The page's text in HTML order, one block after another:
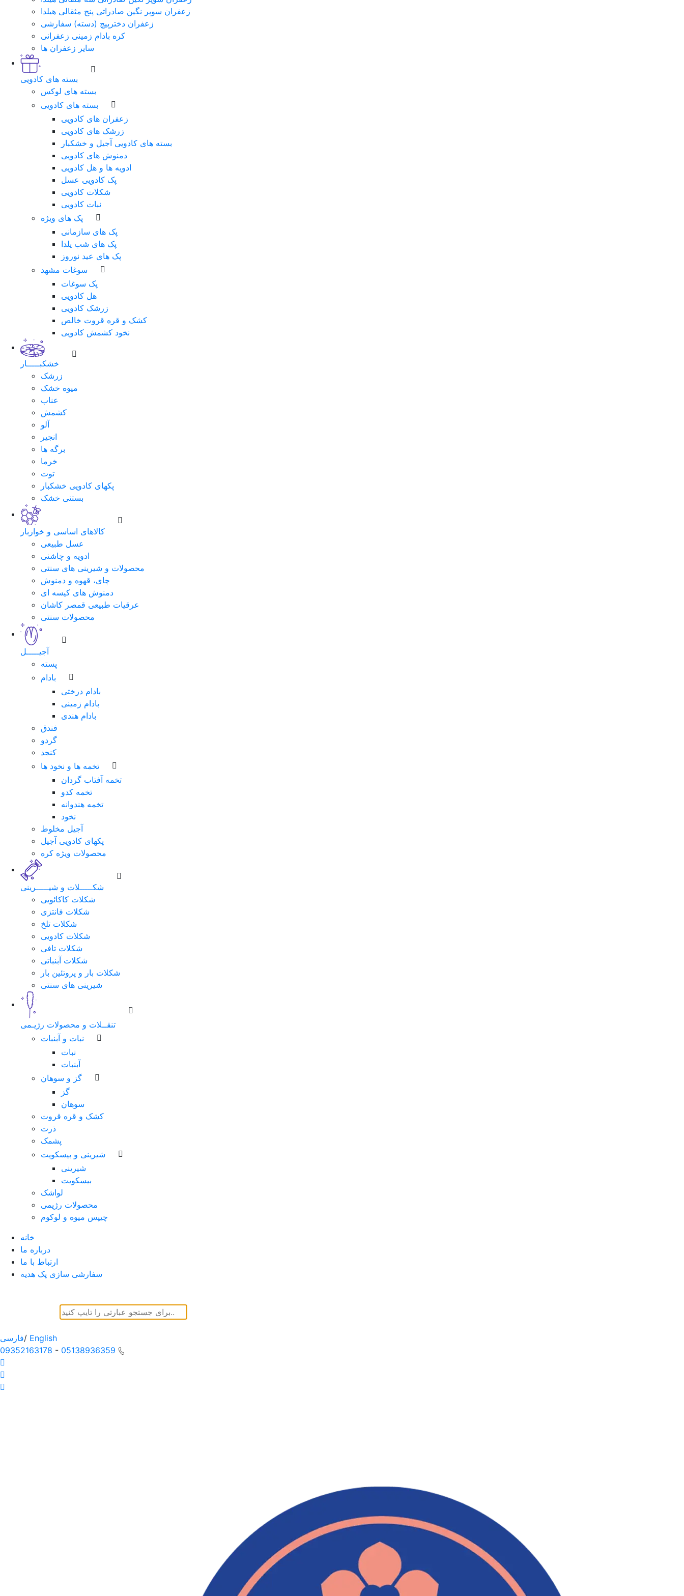
زعفران سوپر نگین صادراتی پنج مثقالی هیلدا
زعفران دخترپیچ (دسته) سفارشی
کره بادام زمینی زعفرانی
سایر زعفران ها
بسته های کادویی
بسته های لوکس
بسته های کادویی
زعفران های کادویی
زرشک های کادویی
بسته های کادویی آجیل و خشکبار
دمنوش های کادویی
ادویه ها و هل کادویی
پک کادویی عسل
شکلات کادویی
نبات کادویی
پک های ویژه
پک های سازمانی
پک های شب یلدا
پک های عید نوروز
سوغات مشهد
پک سوغات
هل کادویی
زرشک کادویی
کشک و قره قروت خالص
نخود کشمش کادویی
خشکبـــــار
زرشک
میوه خشک
عناب
کشمش
آلو
انجیر
برگه ها
خرما
توت
پکهای کادویی خشکبار
بستنی خشک
کالاهای اساسی و خواربار
عسل طبیعی
ادویه و چاشنی
محصولات و شیرینی های سنتی
چای، قهوه و دمنوش
دمنوش های کیسه ای
عرقیات طبیعی قمصر کاشان
محصولات سنتی
آجیـــــل
پسته
بادام
بادام درختی
بادام زمینی
بادام هندی
فندق
گردو
کنجد
تخمه ها و نخود ها
تخمه آفتاب گردان
تخمه کدو
تخمه هندوانه
نخود
آجیل مخلوط
پکهای کادویی آجیل
محصولات ویژه کره
شکـــــلات و شیـــــرینی
شکلات کاکائویی
شکلات فانتزی
شکلات تلخ
شکلات کادویی
شکلات تافی
شکلات آبنباتی
شکلات بار و پروتئین بار
شیرینی های سنتی
تنقــلات و محصولات رژیـمی
نبات و آبنبات
نبات
آبنبات
گز و سوهان
گز
سوهان
کشک و قره قروت
ذرت
پشمک
شیرینی و بیسکویت
شیرینی
بیسکویت
لواشک
محصولات رژیمی
چیپس میوه و لوکوم
خانه
درباره ما
ارتباط با ما
سفارشی سازی پک هدیه
فارسی/ English
09352163178 - 05138936359
لطفا
برای
ورود
فرم
تکمیل
نمایید.
شماره
همراه